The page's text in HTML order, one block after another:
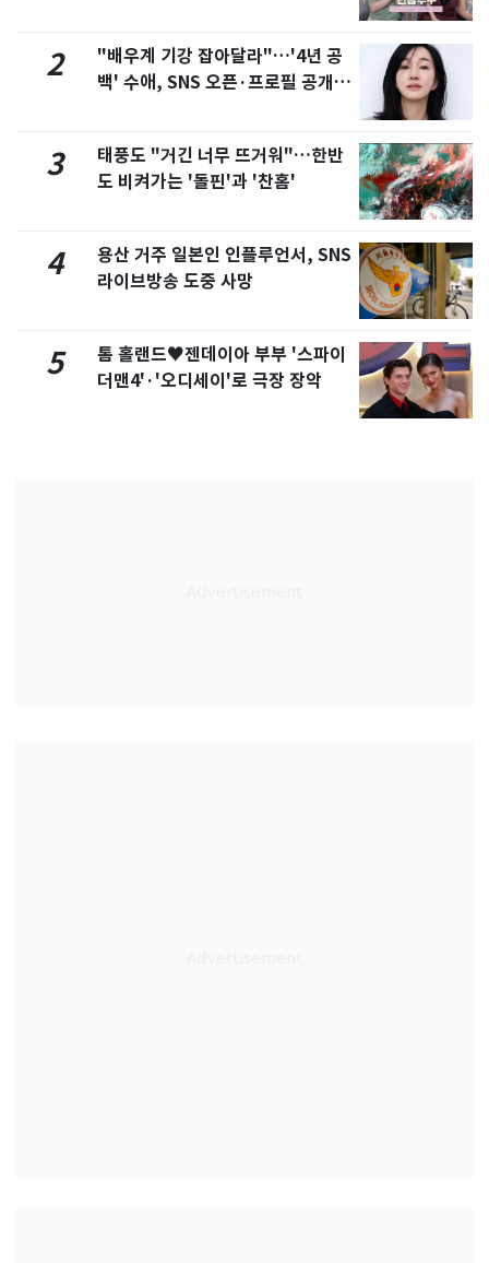
2
"배우계 기강 잡아달라"…'4년 공
백' 수애, SNS 오픈·프로필 공개
3
태풍도 "거긴 너무 뜨거워"…한반
도 비켜가는 '돌핀'과 '찬홈'
4
용산 거주 일본인 인플루언서, SNS
라이브방송 도중 사망
5
톰 홀랜드♥젠데이아 부부 '스파이
더맨4'·'오디세이'로 극장 장악